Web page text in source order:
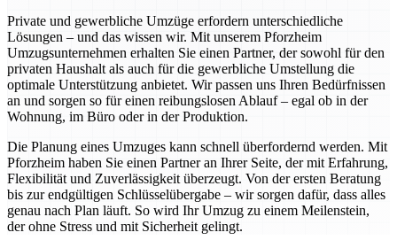
Private und gewerbliche Umzüge erfordern unterschiedliche
Lösungen – und das wissen wir. Mit unserem Pforzheim
Umzugsunternehmen erhalten Sie einen Partner, der sowohl für den
privaten Haushalt als auch für die gewerbliche Umstellung die
optimale Unterstützung anbietet. Wir passen uns Ihren Bedürfnissen
an und sorgen so für einen reibungslosen Ablauf – egal ob in der
Wohnung, im Büro oder in der Produktion.
Die Planung eines Umzuges kann schnell überfordernd werden. Mit
Pforzheim haben Sie einen Partner an Ihrer Seite, der mit Erfahrung,
Flexibilität und Zuverlässigkeit überzeugt. Von der ersten Beratung
bis zur endgültigen Schlüsselübergabe – wir sorgen dafür, dass alles
genau nach Plan läuft. So wird Ihr Umzug zu einem Meilenstein,
der ohne Stress und mit Sicherheit gelingt.